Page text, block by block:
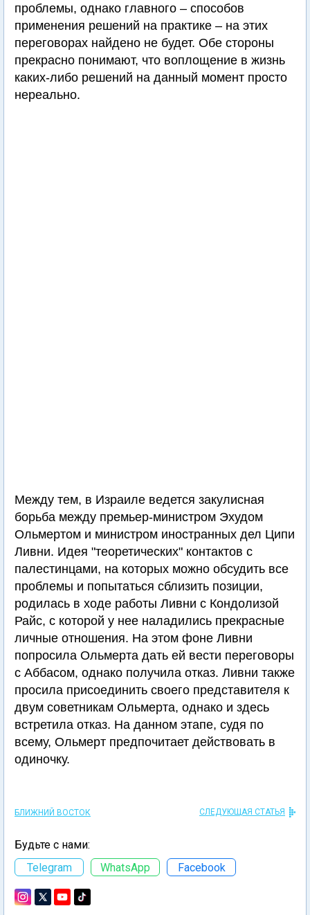
проблемы, однако главного – способов
применения решений на практике – на этих
переговорах найдено не будет. Обе стороны
прекрасно понимают, что воплощение в жизнь
каких-либо решений на данный момент просто
нереально.
Между тем, в Израиле ведется закулисная
борьба между премьер-министром Эхудом
Ольмертом и министром иностранных дел Ципи
Ливни. Идея "теоретических" контактов с
палестинцами, на которых можно обсудить все
проблемы и попытаться сблизить позиции,
родилась в ходе работы Ливни с Кондолизой
Райс, с которой у нее наладились прекрасные
личные отношения. На этом фоне Ливни
попросила Ольмерта дать ей вести переговоры
с Аббасом, однако получила отказ. Ливни также
просила присоединить своего представителя к
двум советникам Ольмерта, однако и здесь
встретила отказ. На данном этапе, судя по
всему, Ольмерт предпочитает действовать в
одиночку.
БЛИЖНИЙ ВОСТОК СЛЕДУЮЩАЯ СТАТЬЯ
Будьте с нами:
Telegram
WhatsApp Facebook